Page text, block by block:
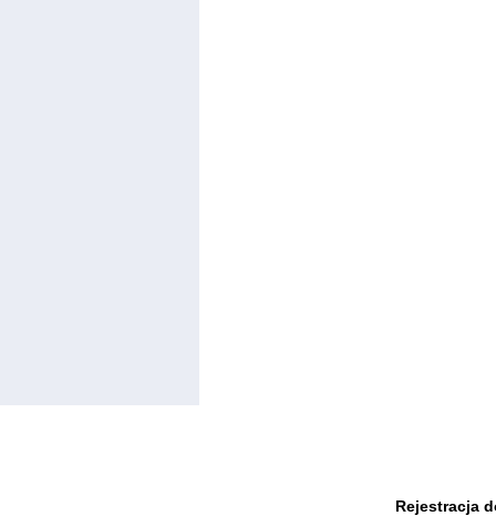
Rejestracja